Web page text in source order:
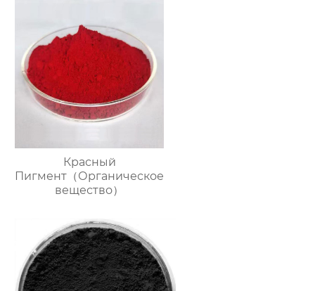
Красный
Пигмент（Органическое
вещество）